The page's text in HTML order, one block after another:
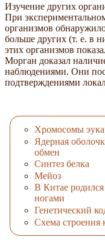
Изучение других
При
организмов
больше других (т. е. в
этих организмов
Морган доказал
наблюдениями. Они
подтверждениями
Хромосомы
Ядерная
обмен
Синтез белка
Мейоз
В Китае
ногами
Генетический
Схема строения